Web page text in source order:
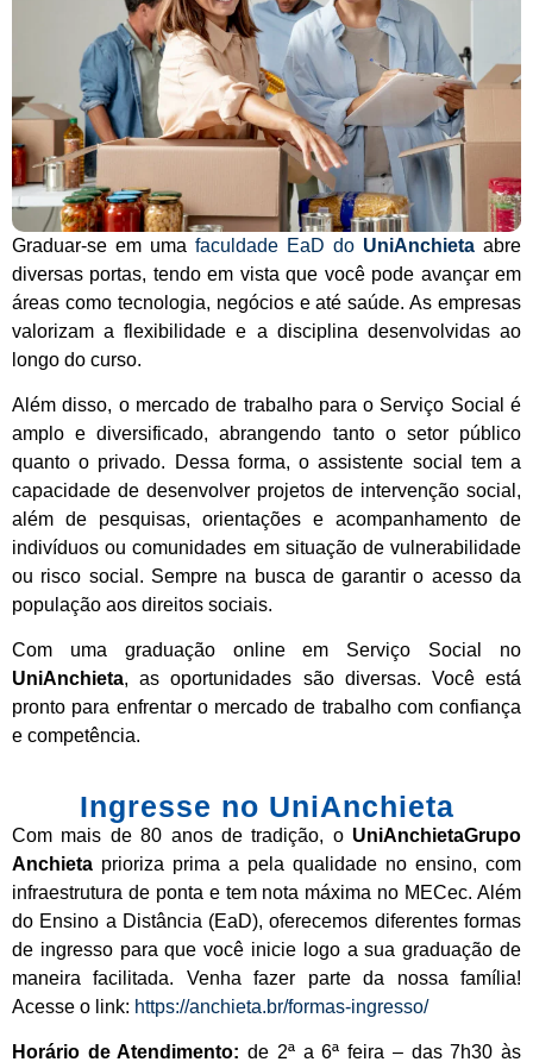
Graduar-se em uma faculdade EaD do UniAnchieta abre
diversas portas, tendo em vista que você pode avançar em
áreas como tecnologia, negócios e até saúde. As empresas
valorizam a flexibilidade e a disciplina desenvolvidas ao
longo do curso.
Além disso, o mercado de trabalho para o Serviço Social é
amplo e diversificado, abrangendo tanto o setor público
quanto o privado. Dessa forma, o assistente social tem a
capacidade de desenvolver projetos de intervenção social,
além de pesquisas, orientações e acompanhamento de
indivíduos ou comunidades em situação de vulnerabilidade
ou risco social. Sempre na busca de garantir o acesso da
população aos direitos sociais.
Com uma graduação online em Serviço Social no
UniAnchieta, as oportunidades são diversas. Você está
pronto para enfrentar o mercado de trabalho com confiança
e competência.
Ingresse no UniAnchieta
Com mais de 80 anos de tradição, o UniAnchietaGrupo
Anchieta prioriza prima a pela qualidade no ensino, com
infraestrutura de ponta e tem nota máxima no MECec. Além
do Ensino a Distância (EaD), oferecemos diferentes formas
de ingresso para que você inicie logo a sua graduação de
maneira facilitada. Venha fazer parte da nossa família!
Acesse o link: https://anchieta.br/formas-ingresso/
Horário de Atendimento: de 2ª a 6ª feira – das 7h30 às